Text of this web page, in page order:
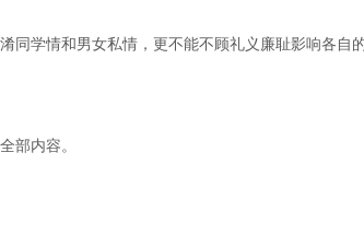
学情和男女私情，更不能不顾礼义廉耻影响各自
部内容。